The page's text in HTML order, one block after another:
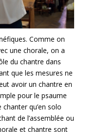
Comme on
une chorale, on a
du chantre dans
que les mesures ne
avoir un chantre en
pour le psaume
qu’en solo
de l’assemblée ou
et chantre sont